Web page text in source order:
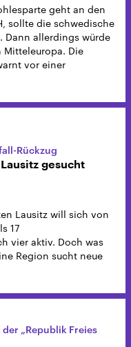
geht an den
sollte die schwedische
Dann allerdings würde
Mitteleuropa. Die
vor einer
Rückzug
gesucht
Lausitz will sich von
17
vier aktiv. Doch was
Region sucht neue
„Republik Freies